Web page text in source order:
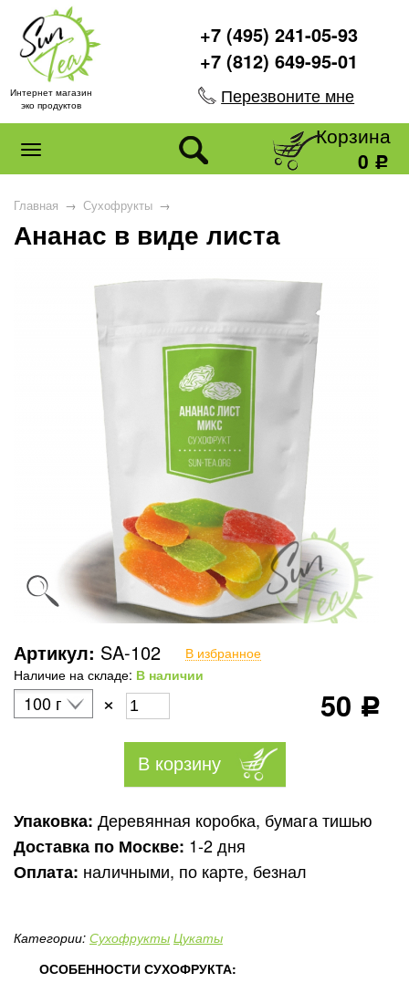
Интернет магазин
эко продуктов
+7 (495) 241-05-93
+7 (812) 649-95-01
Перезвоните мне
Корзина
0 Р
Главная → Сухофрукты →
Ананас в виде листа
Артикул: SA-102
100 г ×
В избранное
50 Р
Наличие на складе: В наличии
Упаковка: Деревянная коробка, бумага тишью
Доставка по Москве: 1-2 дня
Оплата: наличными, по карте, безнал
Категории: Сухофрукты Цукаты
ОСОБЕННОСТИ СУХОФРУКТА: